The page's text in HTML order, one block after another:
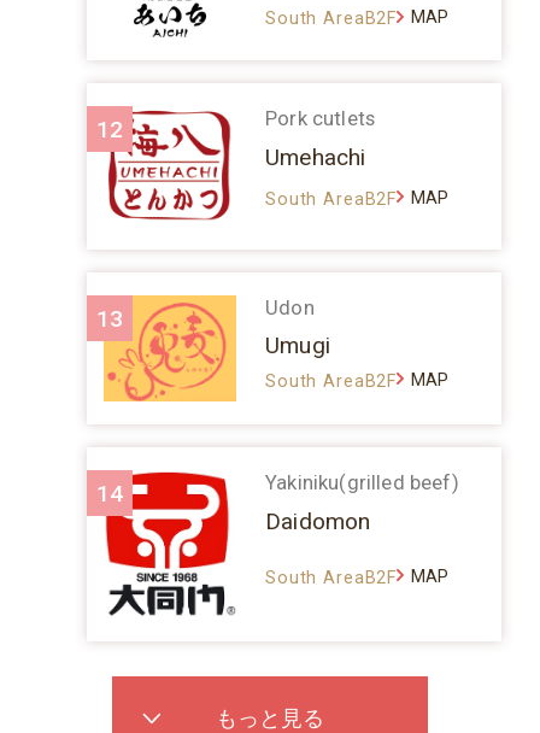
South AreaB2F MAP
12 Pork cutlets
Umehachi
South AreaB2F MAP
13 Udon
Umugi
South AreaB2F MAP
14 Yakiniku(grilled beef)
Daidomon
South AreaB2F MAP
もっと見る